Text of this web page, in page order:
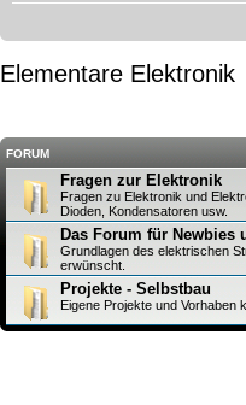
Elementare Elektronik
FORUM
Fragen zur Elektronik
Fragen zu Elektronik und
Dioden, Kondensatoren usw.
Das Forum für Newbies
Grundlagen des elektrischen
erwünscht.
Projekte - Selbstbau
Eigene Projekte und Vorhaben